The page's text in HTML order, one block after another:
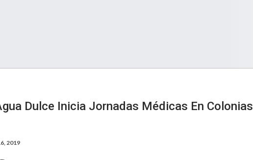
Dulce Inicia Jornadas Médicas En Colonias
2019